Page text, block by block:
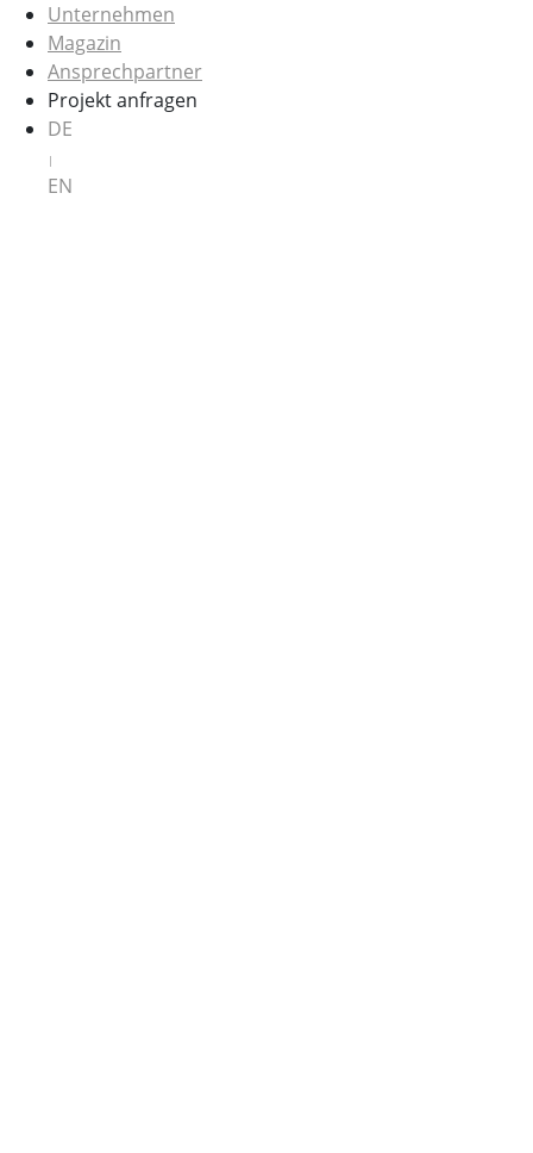
Unternehmen
Magazin
Ansprechpartner
Projekt anfragen
DE
|
EN